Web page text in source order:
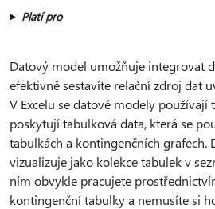
Platí pro
Datový model umožňuje integrovat
efektivně sestavíte relační zdroj dat
V Excelu se datové modely používají
poskytují tabulková data, která se
tabulkách a kontingenčních grafech.
vizualizuje jako kolekce tabulek v
ním obvykle pracujete
kontingenční tabulky a nemusíte si